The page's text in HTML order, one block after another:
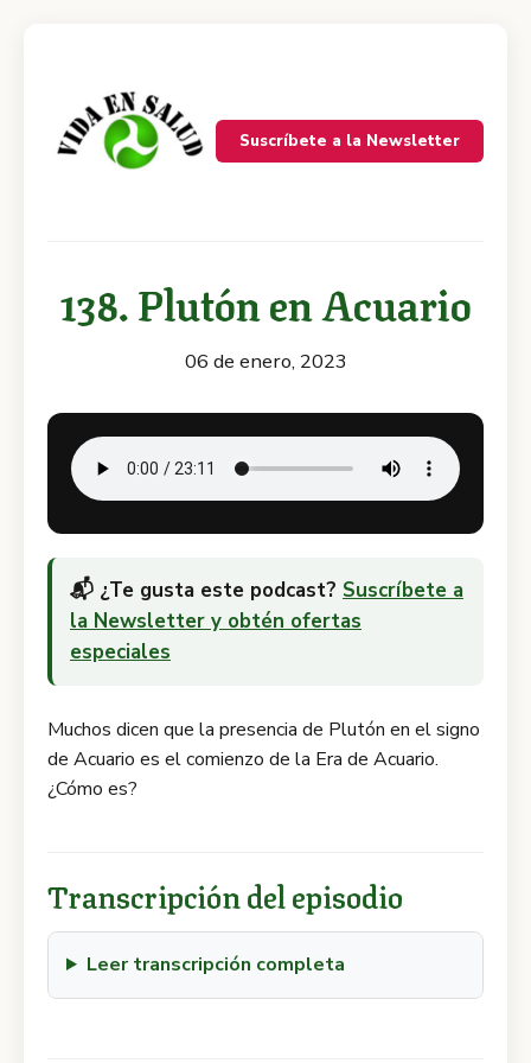
Suscríbete a la Newsletter
138. Plutón en Acuario
06 de enero, 2023
📬 ¿Te gusta este podcast? Suscríbete a
la Newsletter y obtén ofertas
especiales
Muchos dicen que la presencia de Plutón en el signo
de Acuario es el comienzo de la Era de Acuario.
¿Cómo es?
Transcripción del episodio
Leer transcripción completa